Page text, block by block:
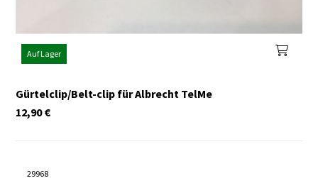
Auf Lager
Gürtelclip/Belt-clip für Albrecht TelMe
€
12,90
29968